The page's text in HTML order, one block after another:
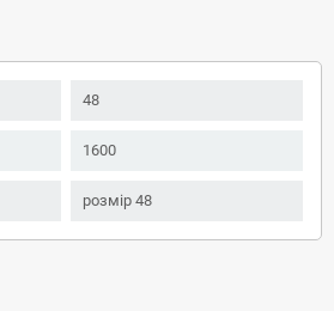
48
1600
розмір 48